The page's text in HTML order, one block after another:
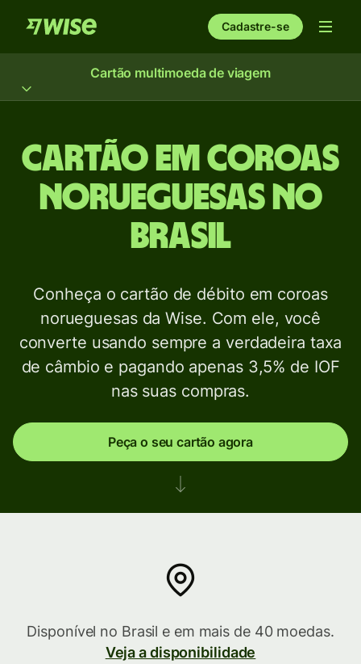
Cadastre-se
Cartão multimoeda de viagem
Cartão em coroas
norueguesas no
Brasil
Conheça o cartão de débito em coroas
norueguesas da Wise. Com ele, você
converte usando sempre a verdadeira taxa
de câmbio e pagando apenas 3,5% de IOF
nas suas compras.
Peça o seu cartão agora
Disponível no Brasil e em mais de 40 moedas.
Veja a disponibilidade